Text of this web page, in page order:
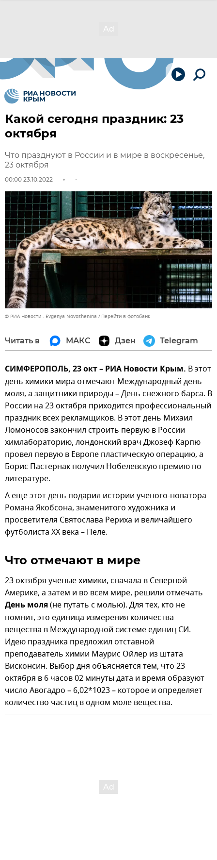
Какой сегодня праздник: 23
октября
Что празднуют в России и в мире в воскресенье,
23 октября
00:00 23.10.2022
© РИА Новости . Evgenya Novozhenina Перейти в фотобанк
Читать в МАКС Дзен Telegram
СИМФЕРОПОЛЬ, 23 окт – РИА Новости Крым. В этот
день химики мира отмечают Международный день
моля, а защитники природы – День снежного барса. В
России на 23 октября приходится профессиональный
праздник всех рекламщиков. В этот день Михаил
Ломоносов закончил строить первую в России
химлабораторию, лондонский врач Джозеф Карпю
провел первую в Европе пластическую операцию, а
Борис Пастернак получил Нобелевскую премию по
литературе.
А еще этот день подарил истории ученого-новатора
Романа Якобсона, знаменитого художника и
просветителя Святослава Рериха и величайшего
футболиста XX века – Пеле.
Что отмечают в мире
23 октября ученые химики, сначала в Северной
Америке, а затем и во всем мире, решили отмечать
День моля(не путать с молью). Для тех, кто не
помнит, это единица измерения количества
вещества в Международной системе единиц СИ.
Идею праздника предложил отставной
преподаватель химии Маурис Ойлер из штата
Висконсин. Выбор дня объясняется тем, что 23
октября в 6 часов 02 минуты дата и время образуют
число Авогадро – 6,02*1023 – которое и определяет
количество частиц в одном моле вещества.